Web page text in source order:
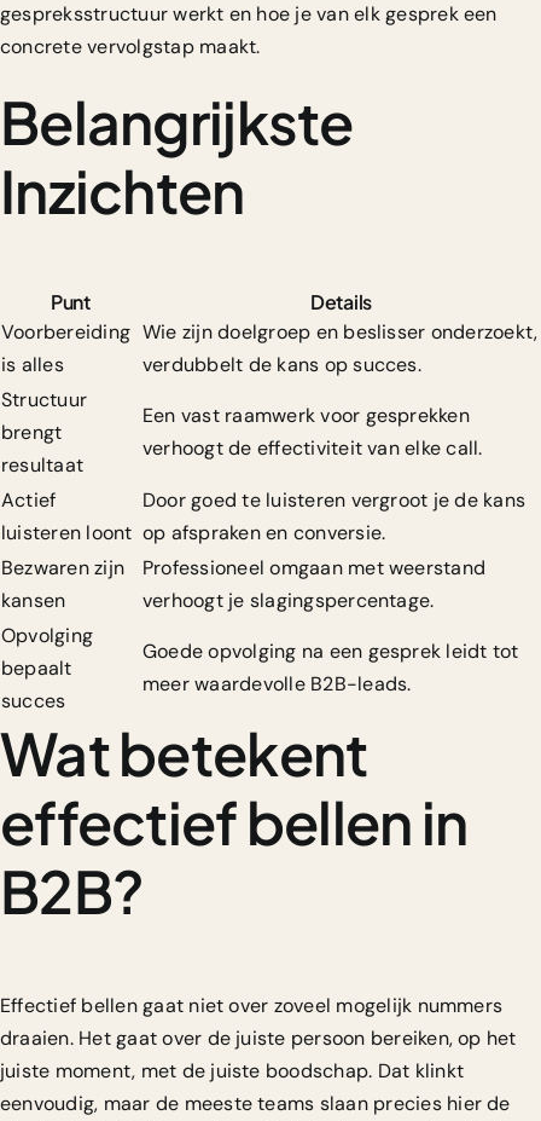
gespreksstructuur werkt en hoe je van elk gesprek een
concrete vervolgstap maakt.
Belangrijkste
Inzichten
Punt
Details
Voorbereiding
is alles
Wie zijn doelgroep en beslisser onderzoekt,
verdubbelt de kans op succes.
Structuur
brengt
resultaat
Een vast raamwerk voor gesprekken
verhoogt de effectiviteit van elke call.
Actief
luisteren loont
Door goed te luisteren vergroot je de kans
op afspraken en conversie.
Bezwaren zijn
kansen
Professioneel omgaan met weerstand
verhoogt je slagingspercentage.
Opvolging
bepaalt
succes
Goede opvolging na een gesprek leidt tot
meer waardevolle B2B-leads.
Wat betekent
effectief bellen in
B2B?
Effectief bellen gaat niet over zoveel mogelijk nummers
draaien. Het gaat over de juiste persoon bereiken, op het
juiste moment, met de juiste boodschap. Dat klinkt
eenvoudig, maar de meeste teams slaan precies hier de